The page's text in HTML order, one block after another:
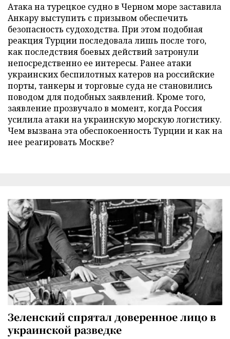
Атака на турецкое судно в Черном море заставила
Анкару выступить с призывом обеспечить
безопасность судоходства. При этом подобная
реакция Турции последовала лишь после того,
как последствия боевых действий затронули
непосредственно ее интересы. Ранее атаки
украинских беспилотных катеров на российские
порты, танкеры и торговые суда не становились
поводом для подобных заявлений. Кроме того,
заявление прозвучало в момент, когда Россия
усилила атаки на украинскую морскую логистику.
Чем вызвана эта обеспокоенность Турции и как на
нее реагировать Москве?
Зеленский спрятал доверенное лицо в
украинской разведке